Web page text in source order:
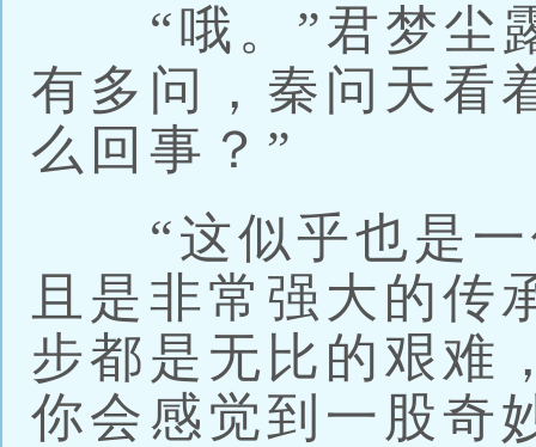
“哦。”君梦尘
有多问，秦问天看
么回事？”
“这似乎也是一
且是非常强大的传
步都是无比的艰难
你会感觉到一股奇